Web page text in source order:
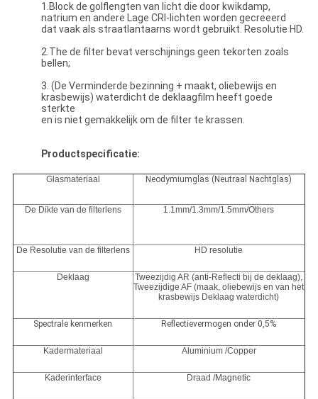
1.Block de golflengten van licht die door kwikdamp,
natrium en andere Lage CRI-lichten worden gecreeerd
dat vaak als straatlantaarns wordt gebruikt. Resolutie HD.
2.The de filter bevat verschijnings geen tekorten zoals
bellen;
3. (De Verminderde bezinning + maakt, oliebewijs en
krasbewijs) waterdicht de deklaagfilm heeft goede
sterkte
en is niet gemakkelijk om de filter te krassen.
Productspecificatie:
Glasmateriaal Neodymiumglas (Neutraal Nachtglas)
De Dikte van de filterlens 1.1mm/1.3mm/1.5mm/Others
De Resolutie van de filterlens HD resolutie
Deklaag
Tweezijdig AR (anti-Reflecti bij de deklaag),
Tweezijdige AF (maak, oliebewijs en van het
krasbewijs Deklaag waterdicht)
Spectrale kenmerken Reflectievermogen onder 0,5%
Kadermateriaal Aluminium /Copper
Kaderinterface Draad /Magnetic